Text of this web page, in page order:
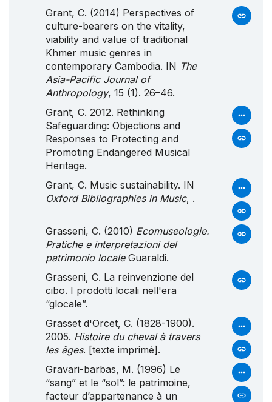
Grant, C. (2014) Perspectives of
culture-bearers on the vitality,
viability and value of traditional
Khmer music genres in
contemporary Cambodia. IN The
Asia-Pacific Journal of
Anthropology, 15 (1). 26–46.
Grant, C. 2012. Rethinking
Safeguarding: Objections and
Responses to Protecting and
Promoting Endangered Musical
Heritage.
Grant, C. Music sustainability. IN
Oxford Bibliographies in Music, .
Grasseni, C. (2010) Ecomuseologie.
Pratichee interpretazioni del
patrimonio localeGuaraldi.
Grasseni, C. La reinvenzione del
cibo. I prodotti locali nell'era
“glocale”.
Grasset d'Orcet, C. (1828-1900).
2005. Histoire du cheval à travers
les âges. [texte imprimé].
Gravari-barbas, M. (1996) Le
“sang” et le “sol”: le patrimoine,
facteur d’appartenance à un